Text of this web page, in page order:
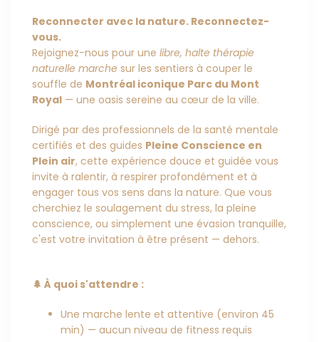
Reconnecter avec la nature. Reconnectez-
vous.
Rejoignez-nous pour une libre, halte thérapie
naturelle marche sur les sentiers à couper le
souffle de Montréal iconique Parc du Mont
Royal — une oasis sereine au cœur de la ville.
Dirigé par des professionnels de la santé mentale
certifiés et des guides Pleine Conscience en
Plein air, cette expérience douce et guidée vous
invite à ralentir, à respirer profondément et à
engager tous vos sens dans la nature. Que vous
cherchiez le soulagement du stress, la pleine
conscience, ou simplement une évasion tranquille,
c'est votre invitation à être présent — dehors.
🌲 À quoi s'attendre :
Une marche lente et attentive (environ 45
min) — aucun niveau de fitness requis